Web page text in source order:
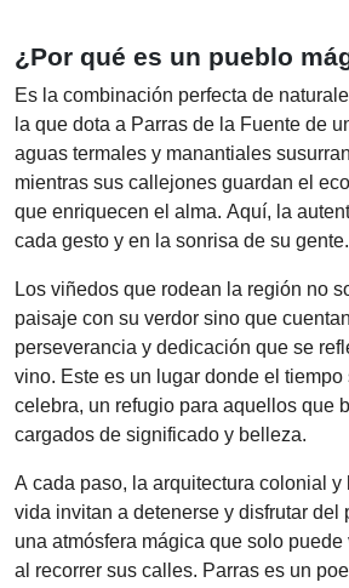
¿Por qué es un pueblo
Es la combinación perfecta de
la que dota a Parras de la Fuente de
aguas termales y manantiales
mientras sus callejones guardan el
que enriquecen el alma. Aquí, la
cada gesto y en la sonrisa de su gente.
Los viñedos que rodean la región no
paisaje con su verdor sino que
perseverancia y dedicación que se
vino. Este es un lugar donde el tiempo
celebra, un refugio para aquellos que
cargados de significado y belleza.
A cada paso, la arquitectura colonial
vida invitan a detenerse y disfrutar del
una atmósfera mágica que solo
al recorrer sus calles. Parras es un